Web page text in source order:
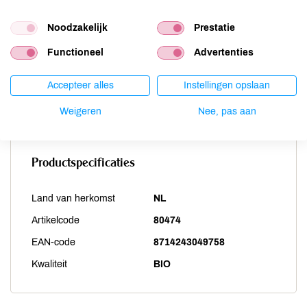
Sesam
onbekend
Soja
onbekend
Weekdieren
onbekend
Productspecificaties
Land van herkomst NL
Artikelcode 80474
EAN-code 8714243049758
Kwaliteit BIO
Noodzakelijk Prestatie
Functioneel Advertenties
Accepteer alles Instellingen opslaan
Weigeren Nee, pas aan